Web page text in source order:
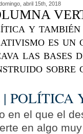
abril 15th, 2018
y
es un
las bases
sobre
| POLÍTICA
en el que el
en algo